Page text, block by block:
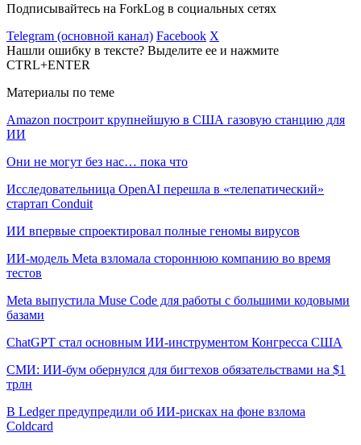
Подписывайтесь на ForkLog в социальных сетях
Telegram (основной канал) Facebook X
Нашли ошибку в тексте? Выделите ее и нажмите
CTRL+ENTER
Материалы по теме
Amazon построит крупнейшую в США газовую станцию для
ИИ
Они не могут без нас… пока что
Исследовательница OpenAI перешла в «телепатический»
стартап Conduit
ИИ впервые спроектировал полные геномы вирусов
ИИ-модель Meta взломала стороннюю компанию во время
тестов
Meta выпустила Muse Code для работы с большими кодовыми
базами
ChatGPT стал основным ИИ-инструментом Конгресса США
СМИ: ИИ-бум обернулся для бигтехов обязательствами на $1
трлн
В Ledger предупредили об ИИ-рисках на фоне взлома
Coldcard